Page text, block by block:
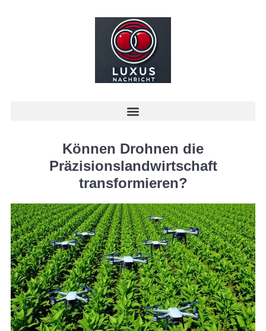
Können Drohnen die
Präzisionslandwirtschaft
transformieren?